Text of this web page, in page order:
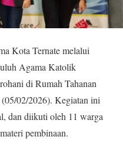
Kota Ternate melalui
Agama Katolik
di Rumah Tahanan
02/2026). Kegiatan ini
dan diikuti oleh 11 warga
pembinaan.